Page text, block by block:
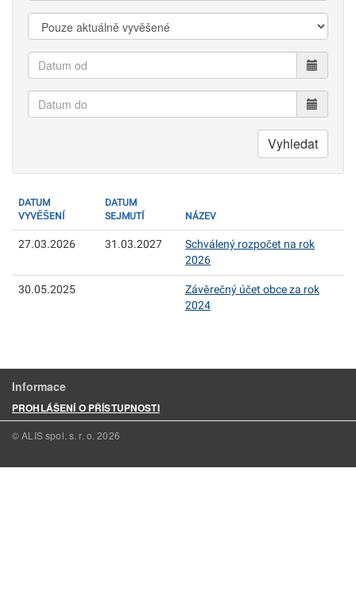
Zobrazit:
Datum
od
Datum
do
Vyhledat
DATUM
VYVĚŠENÍ
DATUM
SEJMUTÍ
NÁZEV
27.03.2026 31.03.2027
Schválený rozpočet na rok
2026
30.05.2025
Závěrečný účet obce za rok
2024
Informace
PROHLÁŠENÍ O PŘÍSTUPNOSTI
© ALIS spol. s. r. o.2026